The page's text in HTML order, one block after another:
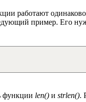
работают
пример. Его
функции len() и strlen().